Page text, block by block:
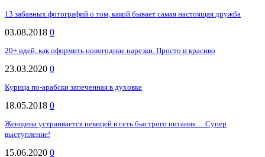
13 забавных фотографий о том, какой бывает самая настоящая дружба
03.08.2018 0
20+ идей, как оформить новогодние нарезки. Просто и красиво
23.03.2020 0
Курица по-арабски запеченная в духовке
18.05.2018 0
Женщина устраивается певицей в сеть быстрого питания… Супер
выступление!
15.06.2020 0